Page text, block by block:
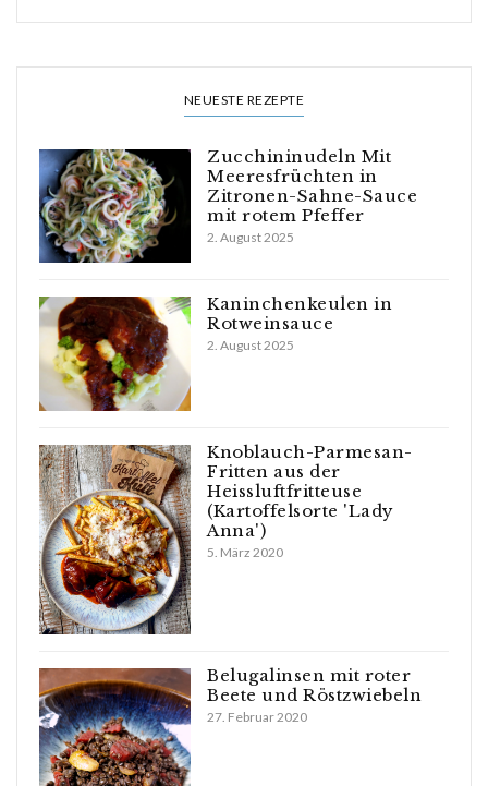
NEUESTE REZEPTE
Zucchininudeln Mit
Meeresfrüchten in
Zitronen-Sahne-Sauce
mit rotem Pfeffer
2. August 2025
Kaninchenkeulen in
Rotweinsauce
2. August 2025
Knoblauch-Parmesan-
Fritten aus der
Heissluftfritteuse
(Kartoffelsorte 'Lady
Anna')
5. März 2020
Belugalinsen mit roter
Beete und Röstzwiebeln
27. Februar 2020